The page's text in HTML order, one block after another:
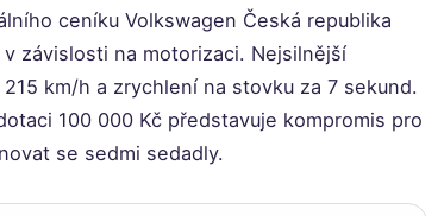
ceníku Volkswagen Česká republika
závislosti na motorizaci. Nejsilnější
km/h a zrychlení na stovku za 7 sekund.
100 000 Kč představuje kompromis pro
se sedmi sedadly.